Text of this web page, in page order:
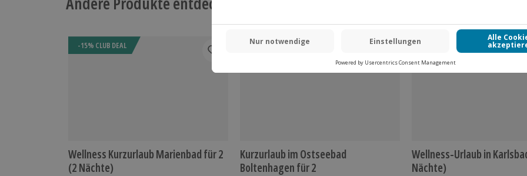
-15% CLUB DEAL
Wellness Kurzurlaub Marienbad für 2
(2 Nächte)
-15% CLUB DEAL
Kurzurlaub im Ostseebad
Boltenhagen für 2
Wellness-Urlaub in
Nächte)